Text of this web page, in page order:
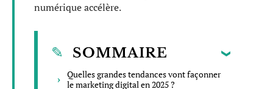
numérique accélère.
SOMMAIRE
Quelles grandes tendances vont façonner
le marketing digital en 2025 ?